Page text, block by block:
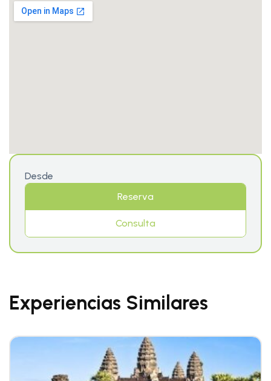
Desde
Reserva
Consulta
Experiencias Similares